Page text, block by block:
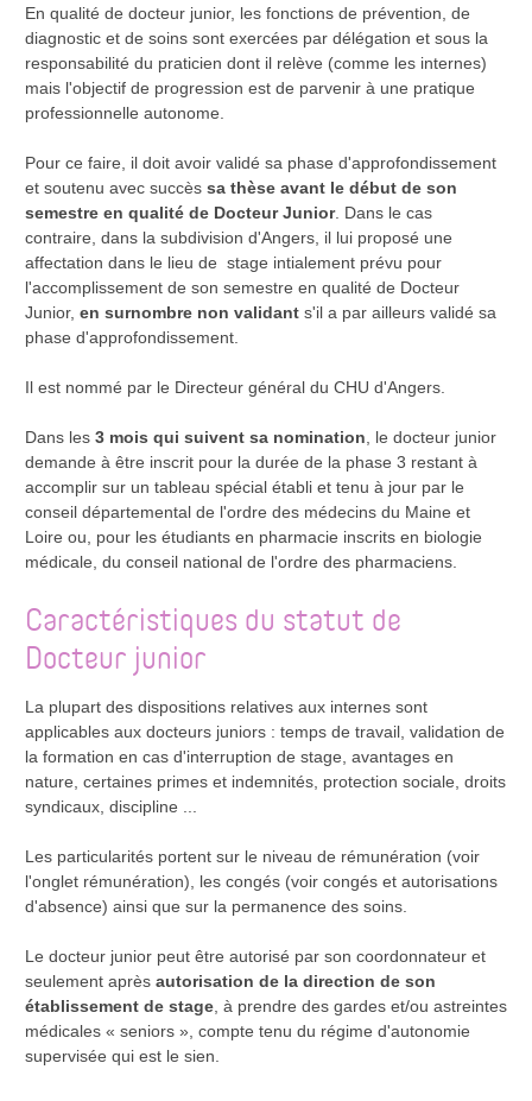
En qualité de docteur junior, les fonctions de prévention, de
diagnostic et de soins sont exercées par délégation et sous la
responsabilité du praticien dont il relève (comme les internes)
mais l'objectif de progression est de parvenir à une pratique
professionnelle autonome.
Pour ce faire, il doit avoir validé sa phase d'approfondissement
et soutenu avec succès sa thèse avant le début de son
semestre en qualité de Docteur Junior. Dans le cas
contraire, dans la subdivision d'Angers, il lui proposé une
affectation dans le lieu de stage intialement prévu pour
l'accomplissement de son semestre en qualité de Docteur
Junior, en surnombre non validant s'il a par ailleurs validé sa
phase d'approfondissement.
Il est nommé par le Directeur général du CHU d'Angers.
Dans les 3 mois qui suivent sa nomination, le docteur junior
demande à être inscrit pour la durée de la phase 3 restant à
accomplir sur un tableau spécial établi et tenu à jour par le
conseil départemental de l'ordre des médecins du Maine et
Loire ou, pour les étudiants en pharmacie inscrits en biologie
médicale, du conseil national de l'ordre des pharmaciens.
Caractéristiques du statut de
Docteur junior
La plupart des dispositions relatives aux internes sont
applicables aux docteurs juniors : temps de travail, validation de
la formation en cas d'interruption de stage, avantages en
nature, certaines primes et indemnités, protection sociale, droits
syndicaux, discipline ...
Les particularités portent sur le niveau de rémunération (voir
l'onglet rémunération), les congés (voir congés et autorisations
d'absence) ainsi que sur la permanence des soins.
Le docteur junior peut être autorisé par son coordonnateur et
seulement après autorisation de la direction de son
établissement de stage , à prendre des gardes et/ou astreintes
médicales « seniors », compte tenu du régime d'autonomie
supervisée qui est le sien.